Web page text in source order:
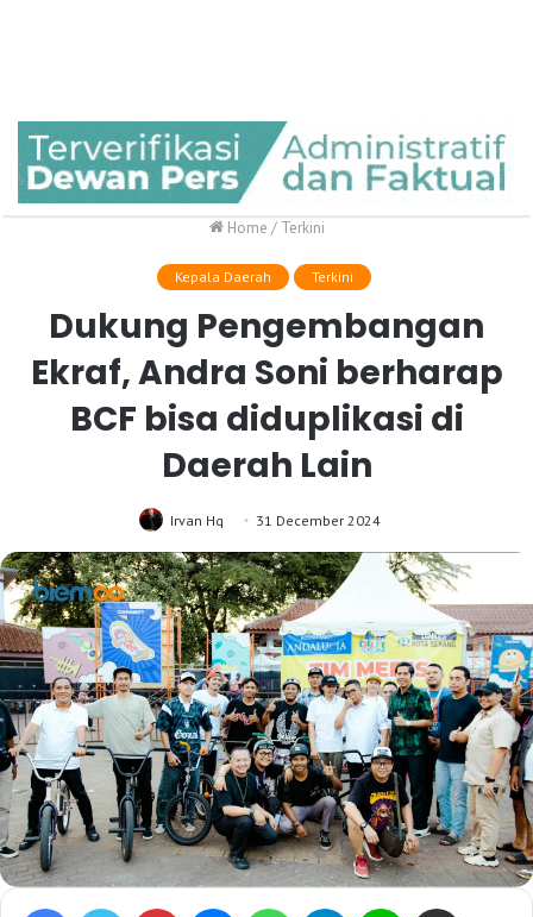
Home / Terkini
Kepala Daerah Terkini
Dukung Pengembangan
Ekraf, Andra Soni berharap
BCF bisa diduplikasi di
Daerah Lain
Irvan Hq 31 December 2024